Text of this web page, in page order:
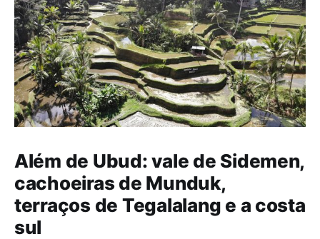
Além de Ubud: vale de Sidemen,
cachoeiras de Munduk,
terraços de Tegalalang e a costa
sul